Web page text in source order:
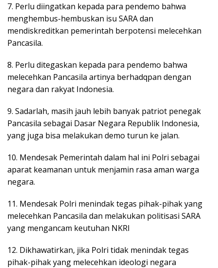
7. Perlu diingatkan kepada para pendemo bahwa
menghembus-hembuskan isu SARA dan
mendiskreditkan pemerintah berpotensi melecehkan
Pancasila.
8. Perlu ditegaskan kepada para pendemo bahwa
melecehkan Pancasila artinya berhadqpan dengan
negara dan rakyat Indonesia.
9. Sadarlah, masih jauh lebih banyak patriot penegak
Pancasila sebagai Dasar Negara Republik Indonesia,
yang juga bisa melakukan demo turun ke jalan.
10. Mendesak Pemerintah dalam hal ini Polri sebagai
aparat keamanan untuk menjamin rasa aman warga
negara.
11. Mendesak Polri menindak tegas pihak-pihak yang
melecehkan Pancasila dan melakukan politisasi SARA
yang mengancam keutuhan NKRI
12. Dikhawatirkan, jika Polri tidak menindak tegas
pihak-pihak yang melecehkan ideologi negara